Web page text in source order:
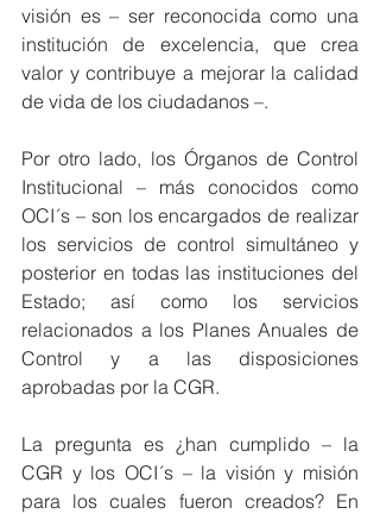
visión es – ser reconocida como una
institución de excelencia, que crea
valor y contribuye a mejorar la calidad
de vida de los ciudadanos –.
Por otro lado, los Órganos de Control
Institucional – más conocidos como
OCI´s – son los encargados de realizar
los servicios de control simultáneo y
posterior en todas las instituciones del
Estado; así como los servicios
relacionados a los Planes Anuales de
Control y a las disposiciones
aprobadas por la CGR.
La pregunta es ¿han cumplido – la
CGR y los OCI´s – la visión y misión
para los cuales fueron creados? En